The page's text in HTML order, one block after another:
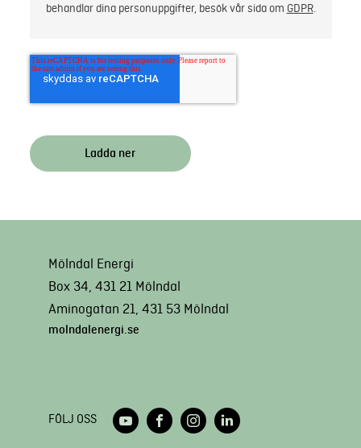
behandlar dina personuppgifter, besök vår sida om GDPR.
Mölndal Energi
Box 34, 431 21 Mölndal
Aminogatan 21, 431 53 Mölndal
molndalenergi.se
FÖLJ OSS